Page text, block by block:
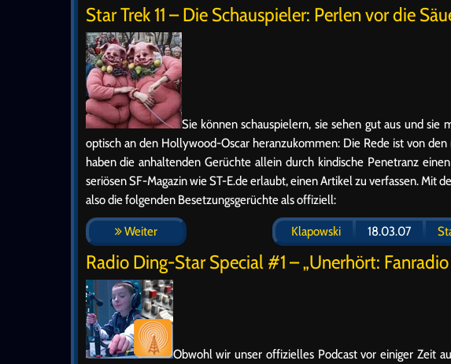
Star Trek 11 – Die Schauspieler: Perlen vor die
Sie können schauspielern, sie sehen gut aus und
optisch an den Hollywood-Oscar heranzukommen: Die Rede ist von den
haben die anhaltenden Gerüchte allein durch kindische Penetranz
seriösen SF-Magazin wie ST-E.de erlaubt, einen Artikel zu verfassen. Mit
also die folgenden Besetzungsgerüchte als offiziell:
Weiter Klapowski 18.03.07
Radio Ding-Star Special #1 – „Unerhört:
Obwohl wir unser offizielles Podcast vor einiger Zeit